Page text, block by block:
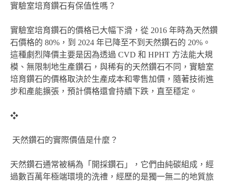
實驗室培育鑽石有保值性嗎？
實驗室培育鑽石的價格已大幅下滑，從 2016 年時為天然鑽
石價格的 80%，到 2024 年已降至不到天然鑽石的 20%。
這種劇烈降價主要是因為透過 CVD 和 HPHT 方法能大規
模、無限制地生產鑽石，與稀有的天然鑽石不同，實驗室
培育鑽石的價格取決於生產成本和零售加價，隨著技術進
步和產能擴張，預計價格還會持續下跌，直至穩定。
❖
天然鑽石的實際價值是什麼？
天然鑽石通常被稱為「開採鑽石」，它們由純碳組成，經
過數百萬年極端環境的洗禮，經歷的是獨一無二的地質旅